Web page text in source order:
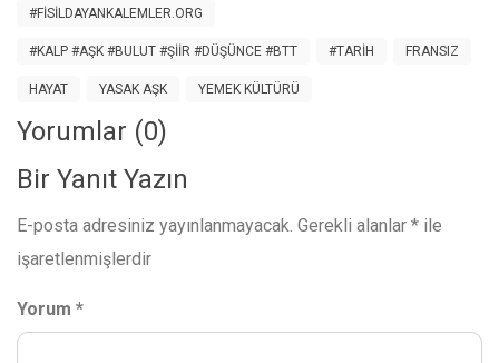
#FISILDAYANKALEMLER.ORG
#KALP #AŞK #BULUT #ŞIIR #DÜŞÜNCE #BTT #TARIH FRANSIZ
HAYAT YASAK AŞK YEMEK KÜLTÜRÜ
Yorumlar (0)
Bir Yanıt Yazın
E-posta adresiniz yayınlanmayacak. Gerekli alanlar * ile
işaretlenmişlerdir
Yorum *